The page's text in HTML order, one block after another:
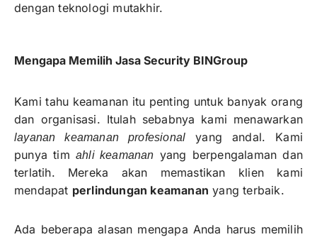
dengan teknologi mutakhir.
Mengapa Memilih Jasa Security BINGroup
Kami tahu keamanan itu penting untuk banyak orang
dan organisasi. Itulah sebabnya kami menawarkan
layanan keamanan profesional
yang andal. Kami
punya tim ahli keamanan yang berpengalaman dan
terlatih. Mereka akan memastikan klien kami
mendapat perlindungan keamanan yang terbaik.
Ada beberapa alasan mengapa Anda harus memilih